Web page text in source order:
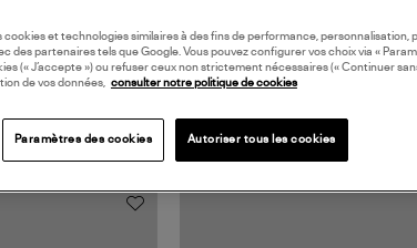
cookies et technologies similaires à des fins de performance, personnalisation,
des partenaires tels que Google. Vous pouvez configurer vos choix via «
(« J’accepte ») ou refuser ceux non strictement nécessaires (« Continuer
de vos données,
consulter notre politique de cookies
Paramètres des cookies Autoriser tous les cookies